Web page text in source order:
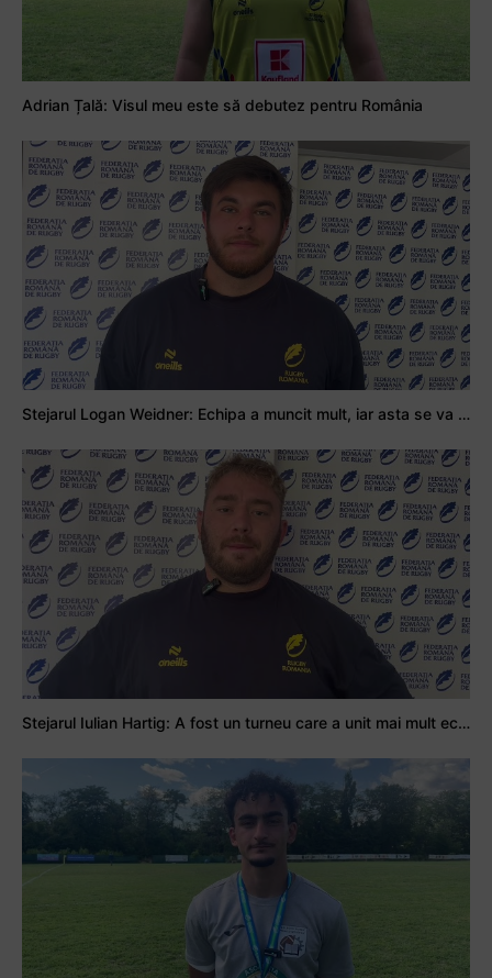
Adrian Țală: Visul meu este să debutez pentru România
Stejarul Logan Weidner: Echipa a muncit mult, iar asta se va vedea în meciurile de la Nations Cup
Stejarul Iulian Hartig: A fost un turneu care a unit mai mult echipa